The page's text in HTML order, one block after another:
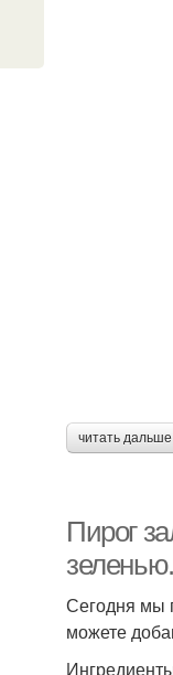
читать
Пирог
зеленью.
Сегодня мы
можете